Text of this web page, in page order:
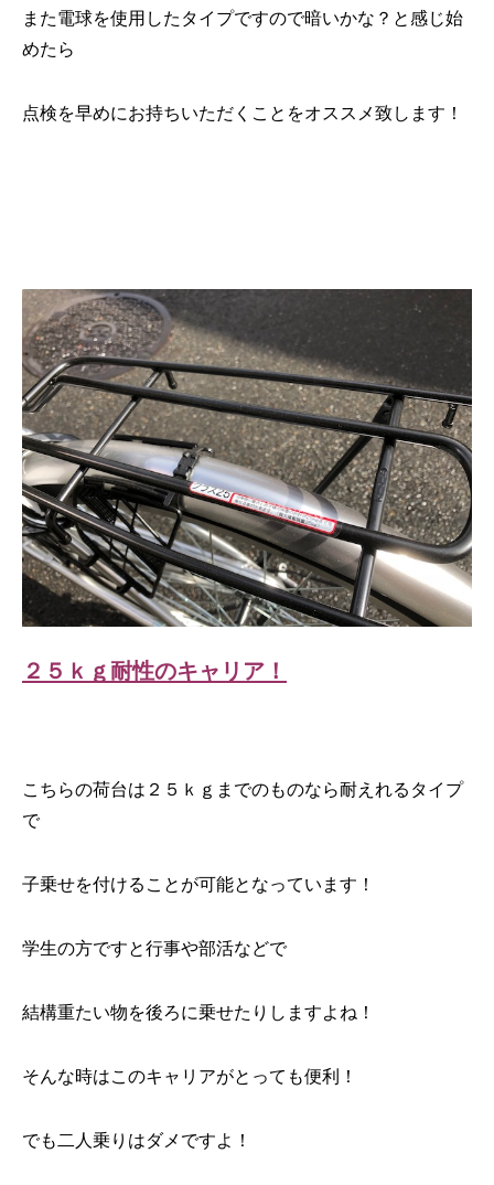
また電球を使用したタイプですので暗いかな？と感じ始
めたら
点検を早めにお持ちいただくことをオススメ致します！
２５ｋｇ耐性のキャリア！
こちらの荷台は２５ｋｇまでのものなら耐えれるタイプ
で
子乗せを付けることが可能となっています！
学生の方ですと行事や部活などで
結構重たい物を後ろに乗せたりしますよね！
そんな時はこのキャリアがとっても便利！
でも二人乗りはダメですよ！